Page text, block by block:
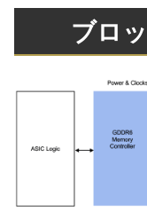
ブロ